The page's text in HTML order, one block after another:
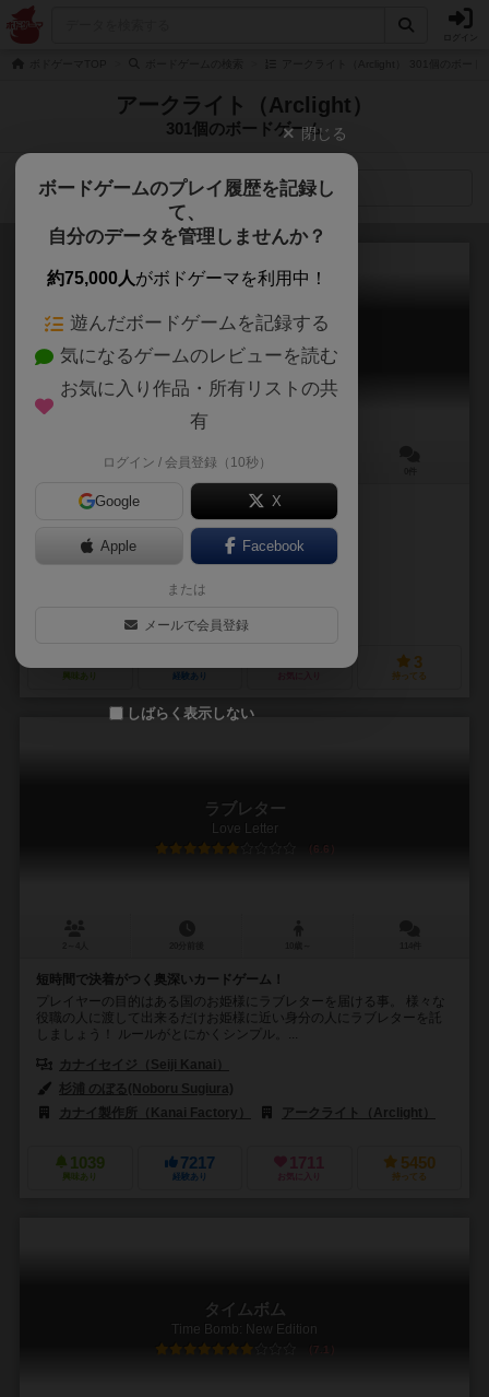
アークライト（Arclight）
301個のボードゲーム
検索メニュー
アークライト20
Arclight Twenty
作品説明文の編集者を募集中
カナイセイジ（Seiji Kanai）
興味あり 経験あり
3
持ってる
ラブレター
Love Letter
6.6
短時間で決着がつく奥深いカードゲーム！
プレイヤーの目的はある国のお姫様にラブレターを届ける事。 様々な
役職の人に渡して出来るだけお姫様に近い身分の人にラブレターを託
しましょう！ ルールがとにかくシンプル。...
カナイセイジ（Seiji Kanai）
杉浦 のぼる(Noboru Sugiura)
カナイ製作所（Kanai Factory）
アークライト（Arclight）
1039
興味あり
7217
経験あり
1711
お気に入り
5450
持ってる
タイムボム
Time Bomb: New Edition
7.1
閉じる
ボードゲームのプレイ履歴を記録し
て、
自分のデータを管理しませんか？
約75,000人がボドゲーマを利用中！
遊んだボードゲームを記録する
気になるゲームのレビューを読む
お気に入り作品・所有リストの共
有
ログイン / 会員登録（10秒）
Google X
Apple Facebook
または
メールで会員登録
しばらく表示しない